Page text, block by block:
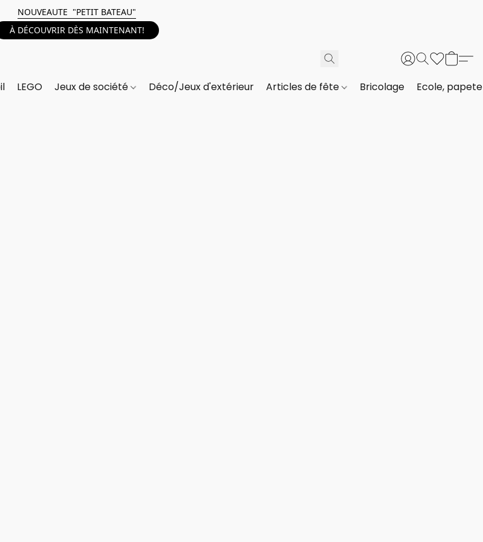
NOUVEAUTE "PETIT BATEAU"
À DÉCOUVRIR DÈS MAINTENANT!
LEGO Jeux de société Déco/Jeux d'extérieur Articles de fête Bricolage Ecole,